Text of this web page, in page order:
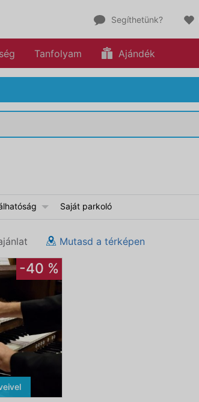
Segíthetünk?
Tanfolyam Ajándék
Saját parkoló
Mutasd a térképen
-40 %